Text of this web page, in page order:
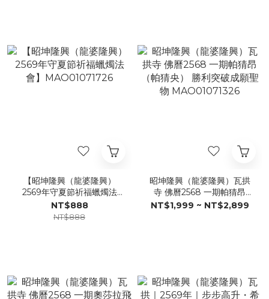
【昭坤隆興（龍婆隆興）
2569年守夏節祈福蠟燭法
會】MAO01071726
NT$888
NT$888
昭坤隆興（龍婆隆興）瓦拱
寺 佛曆2568 一期帕猜昂
（帕猜央） 勝利突破成願聖
NT$1,999 ~ NT$2,899